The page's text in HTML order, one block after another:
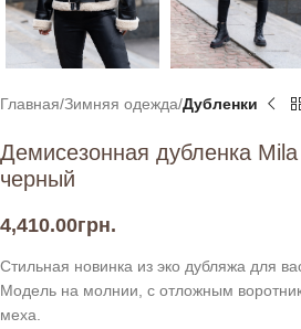
Главная Зимняя одежда Дубленки
Демисезонная дубленка
черный
4,410.00грн.
Стильная новинка из эко дубляжа для
Модель на молнии, с отложным
меха.